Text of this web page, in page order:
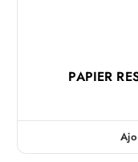
PAPIER